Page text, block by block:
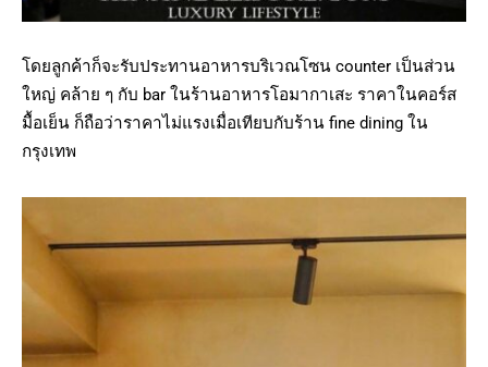
โดยลูกค้าก็จะรับประทานอาหารบริเวณโซน counter เป็นส่วน
ใหญ่ คล้าย ๆ กับ bar ในร้านอาหารโอมากาเสะ ราคาในคอร์ส
มื้อเย็น ก็ถือว่าราคาไม่แรงเมื่อเทียบกับร้าน fine dining ใน
กรุงเทพ